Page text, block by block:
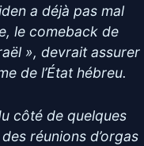
a déjà pas mal
le comeback de
», devrait assurer
de l’État hébreu.
côté de quelques
réunions d’orgas